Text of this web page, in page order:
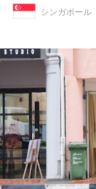
シンガポール